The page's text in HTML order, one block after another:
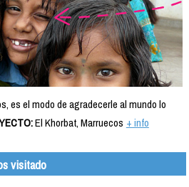
es el modo de agradecerle al mundo lo
El Khorbat, Marruecos + info
visitado